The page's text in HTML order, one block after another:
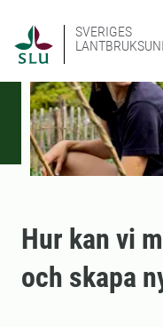
SVERIGES
Hur kan vi
och skapa